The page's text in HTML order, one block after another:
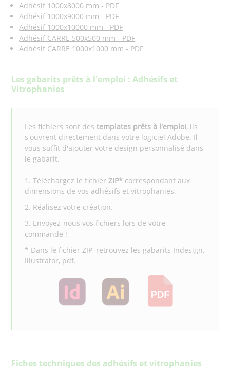
Adhésif 1000x8000 mm - PDF
Adhésif 1000x9000 mm - PDF
Adhésif 1000x10000 mm - PDF
Adhésif CARRE 500x500 mm - PDF
Adhésif CARRE 1000x1000 mm - PDF
Les gabarits prêts à l'emploi : Adhésifs et
Vitrophanies
Les fichiers sont destemplates prêts à l'emploi, ils
s'ouvrent directement dans votre logiciel Adobe. Il
vous suffit d'ajouter votre design personnalisé dans
le gabarit.
1. Téléchargez le fichierZIP* correspondant aux
dimensions de vos adhésifs et vitrophanies.
2. Réalisez votre création.
3. Envoyez-nous vos fichiers lors de votre
commande !
* Dans le fichier ZIP, retrouvez les gabarits Indesign,
Illustrator, pdf.
Fiches techniques des adhésifs et vitrophanies